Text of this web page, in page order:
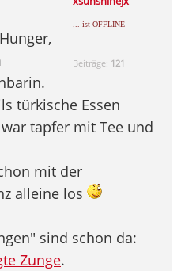
... ist OFFLINE
Beiträge: 121
türkische Essen
tapfer mit Tee und
mit der
alleine los
sind schon da:
Zunge.